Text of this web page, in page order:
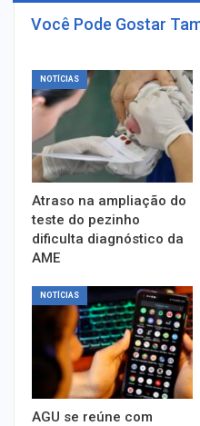
Você Pode Gostar
NOTÍCIAS
Atraso na ampliação do
teste do pezinho
dificulta diagnóstico da
AME
NOTÍCIAS
AGU se reúne com